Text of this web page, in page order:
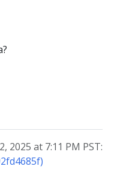
2025 at 7:11 PM PST: